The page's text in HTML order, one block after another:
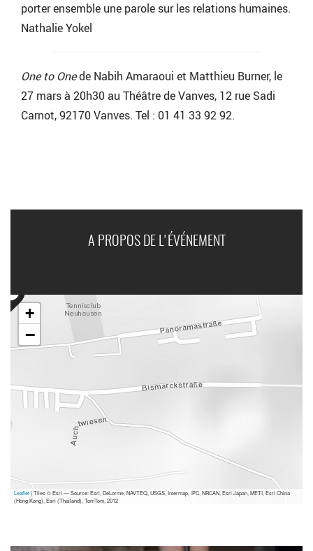
porter ensemble une parole sur les relations humaines.
Nathalie Yokel
One to Onede Nabih Amaraoui et Matthieu Burner, le
27 mars à 20h30 au Théâtre de Vanves, 12 rue Sadi
Carnot, 92170 Vanves. Tel : 01 41 33 92 92.
A PROPOS DE L'ÉVÉNEMENT
+
−
Leaflet| Tiles © Esri — Source: Esri, DeLorme, NAVTEQ, USGS, Intermap, iPC, NRCAN, Esri Japan, METI, Esri China
(Hong Kong), Esri (Thailand), TomTom, 2012